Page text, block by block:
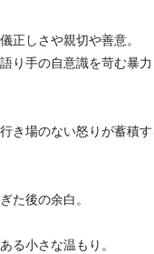
正しさや親切や善意。
り手の自意識を苛む暴力
き場のない怒りが蓄積
た後の余白。
る小さな温もり。